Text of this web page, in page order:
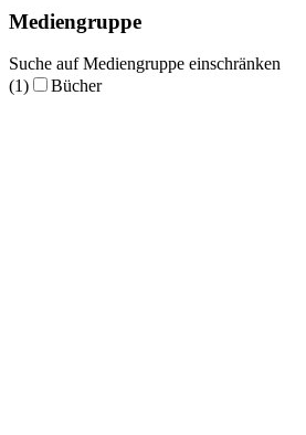
Mediengruppe
Suche auf Mediengruppe einschränken
(1)
Bücher